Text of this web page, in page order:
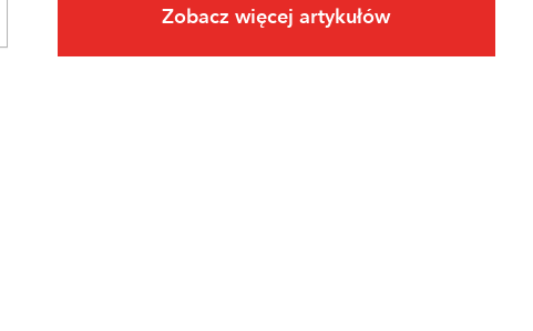
Zobacz więcej artykułów